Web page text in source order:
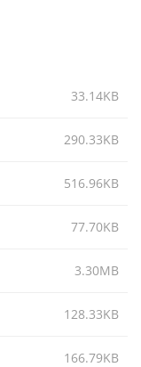
33.14KB
290.33KB
516.96KB
77.70KB
3.30MB
128.33KB
166.79KB